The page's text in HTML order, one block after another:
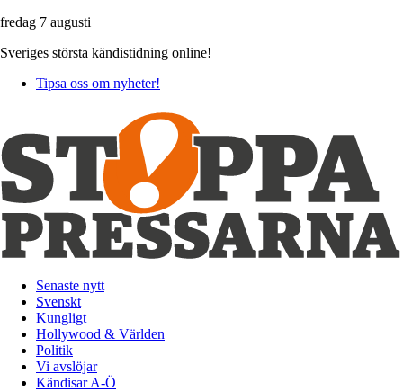
fredag 7 augusti
Sveriges största kändistidning online!
Tipsa oss om nyheter!
Senaste nytt
Svenskt
Kungligt
Hollywood & Världen
Politik
Vi avslöjar
Kändisar A-Ö